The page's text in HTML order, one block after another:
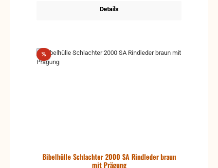
Details
%Rabatt
Bibelhülle Schlachter 2000 SA Rindleder braun
mit Prägung